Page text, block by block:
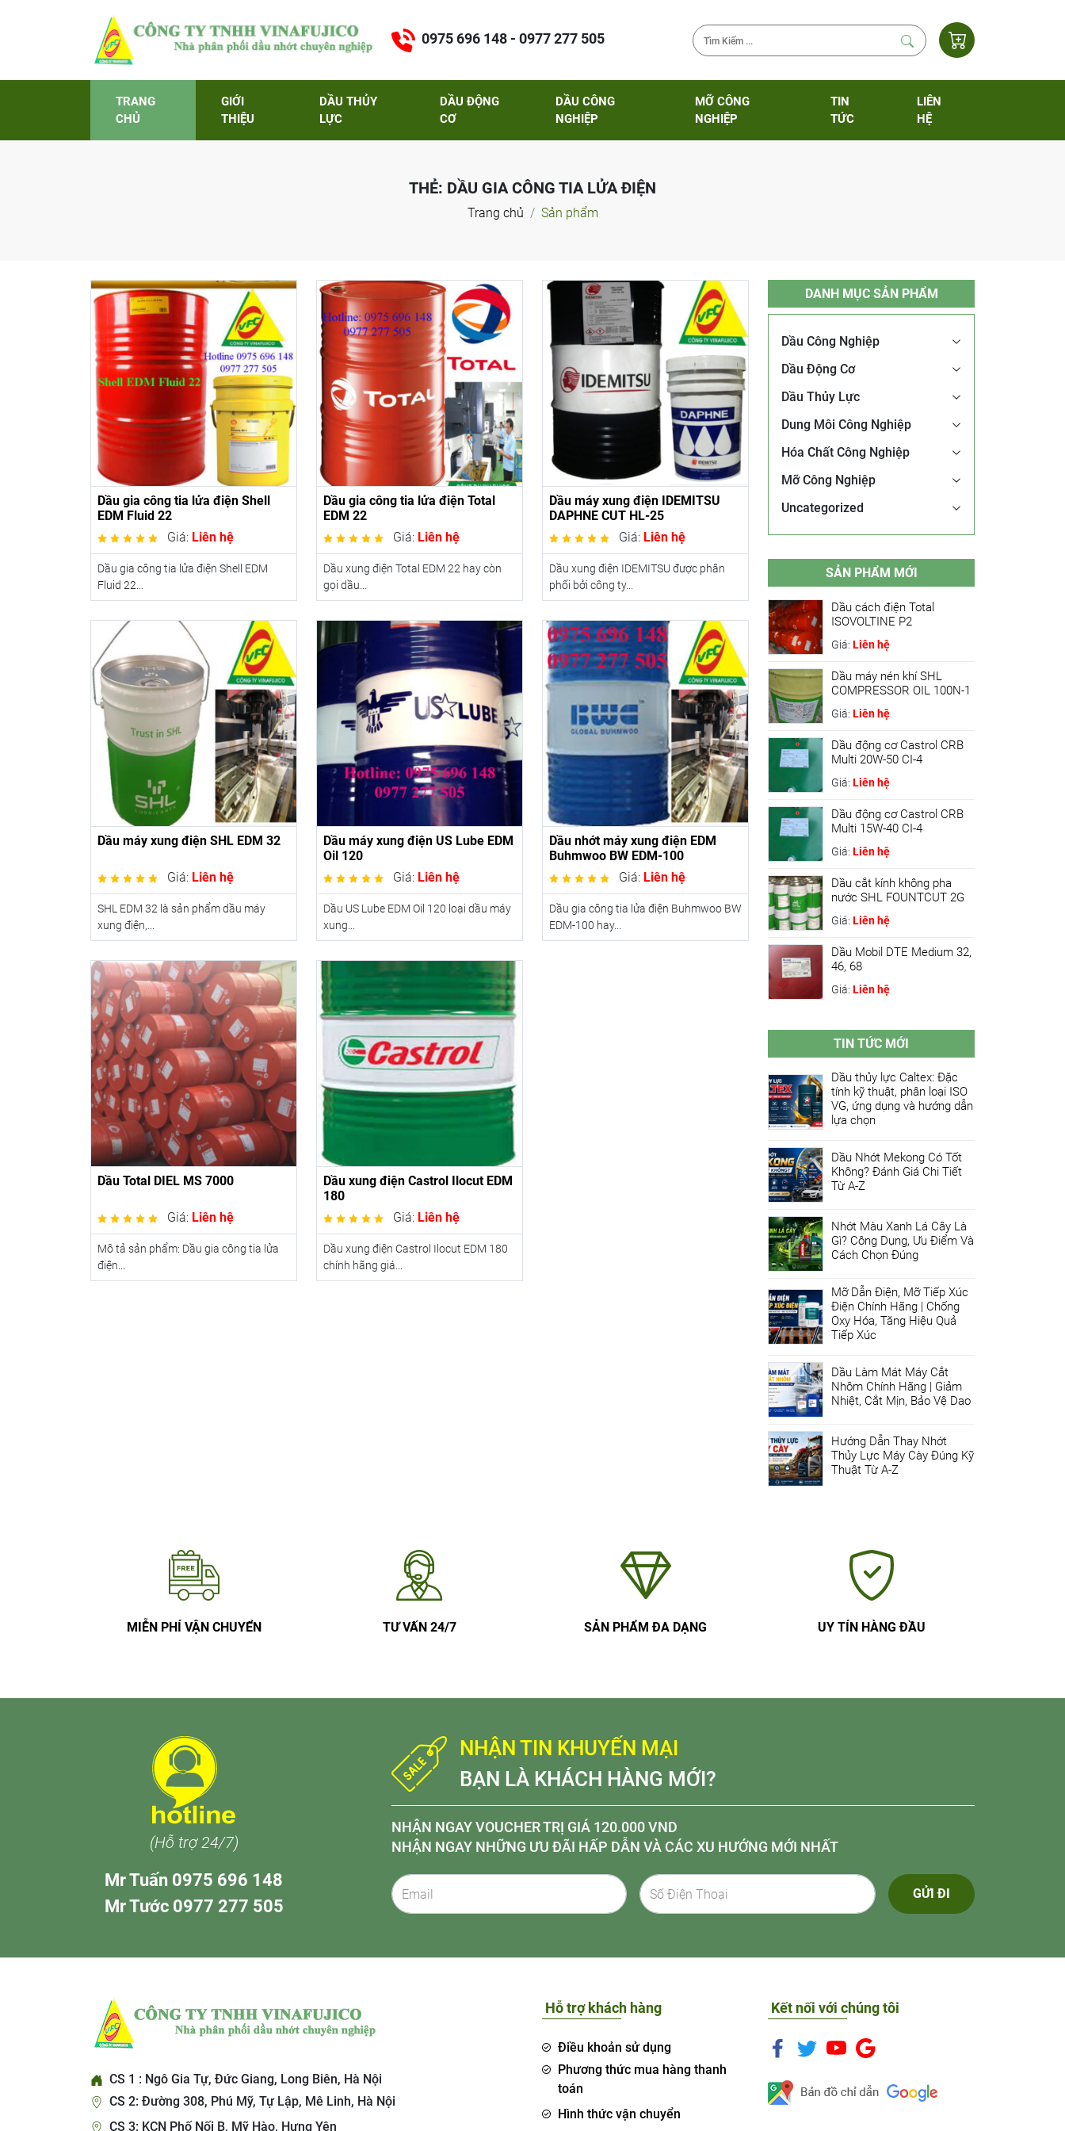
0975 696 148 - 0977 277 505
TRANG
CHỦ
GIỚI
THIỆU
DẦU THỦY
LỰC
DẦU ĐỘNG
CƠ
DẦU CÔNG
NGHIỆP
MỠ CÔNG
NGHIỆP
TIN
TỨC
LIÊN
HỆ
THẺ: DẦU GIA CÔNG TIA LỬA ĐIỆN
Trang chủ Sản phẩm
Dầu gia công tia lửa điện Shell
EDM Fluid 22
Giá: Liên hệ
Dầu gia công tia lửa điện Shell EDM
Fluid 22...
Dầu gia công tia lửa điện Total
EDM 22
Giá: Liên hệ
Dầu xung điện Total EDM 22 hay còn
gọi dầu...
Dầu máy xung điện IDEMITSU
DAPHNE CUT HL-25
Giá: Liên hệ
Dầu xung điện IDEMITSU được phân
phối bởi công ty...
Dầu máy xung điện SHL EDM 32
Giá: Liên hệ
SHL EDM 32 là sản phẩm dầu máy
xung điện,...
Dầu máy xung điện US Lube EDM
Oil 120
Giá: Liên hệ
Dầu US Lube EDM Oil 120 loại dầu máy
xung...
Dầu nhớt máy xung điện EDM
Buhmwoo BW EDM-100
Giá: Liên hệ
Dầu gia công tia lửa điện Buhmwoo BW
EDM-100 hay...
Dầu Total DIEL MS 7000
Giá: Liên hệ
Mô tả sản phẩm: Dầu gia công tia lửa
điện...
Dầu xung điện Castrol Ilocut EDM
180
Giá: Liên hệ
Dầu xung điện Castrol Ilocut EDM 180
chính hãng giá...
DANH MỤC SẢN PHẨM
Dầu Công Nghiệp
Dầu Động Cơ
Dầu Thủy Lực
Dung Môi Công Nghiệp
Hóa Chất Công Nghiệp
Mỡ Công Nghiệp
Uncategorized
SẢN PHẨM MỚI
Dầu cách điện Total
ISOVOLTINE P2
Giá: Liên hệ
Dầu máy nén khí SHL
COMPRESSOR OIL 100N-1
Giá: Liên hệ
Dầu động cơ Castrol CRB
Multi 20W-50 CI-4
Giá: Liên hệ
Dầu động cơ Castrol CRB
Multi 15W-40 CI-4
Giá: Liên hệ
Dầu cắt kính không pha
nước SHL FOUNTCUT 2G
Giá: Liên hệ
Dầu Mobil DTE Medium 32,
46, 68
Giá: Liên hệ
TIN TỨC MỚI
Dầu thủy lực Caltex: Đặc
tính kỹ thuật, phân loại ISO
VG, ứng dụng và hướng dẫn
lựa chọn
Dầu Nhớt Mekong Có Tốt
Không? Đánh Giá Chi Tiết
Từ A-Z
Nhớt Màu Xanh Lá Cây Là
Gì? Công Dụng, Ưu Điểm Và
Cách Chọn Đúng
Mỡ Dẫn Điện, Mỡ Tiếp Xúc
Điện Chính Hãng | Chống
Oxy Hóa, Tăng Hiệu Quả
Tiếp Xúc
Dầu Làm Mát Máy Cắt
Nhôm Chính Hãng | Giảm
Nhiệt, Cắt Mịn, Bảo Vệ Dao
Hướng Dẫn Thay Nhớt
Thủy Lực Máy Cày Đúng Kỹ
Thuật Từ A-Z
MIỄN PHÍ VẬN CHUYỂN TƯ VẤN 24/7 SẢN PHẨM ĐA DẠNG UY TÍN HÀNG ĐẦU
(Hỗ trợ 24/7)
Mr Tuấn 0975 696 148
Mr Tước 0977 277 505
NHẬN TIN KHUYẾN MẠI
BẠN LÀ KHÁCH HÀNG MỚI?
NHẬN NGAY VOUCHER TRỊ GIÁ 120.000 VND
NHẬN NGAY NHỮNG ƯU ĐÃI HẤP DẪN VÀ CÁC XU HƯỚNG MỚI NHẤT
GỬI ĐI
CS 1 : Ngô Gia Tự, Đức Giang, Long Biên, Hà Nội
CS 2: Đường 308, Phú Mỹ, Tự Lập, Mê Linh, Hà Nội
CS 3: KCN Phố Nối B, Mỹ Hào, Hưng Yên
Hỗ trợ khách hàng
Điều khoản sử dụng
Phương thức mua hàng thanh
toán
Hình thức vận chuyển
Kết nối với chúng tôi